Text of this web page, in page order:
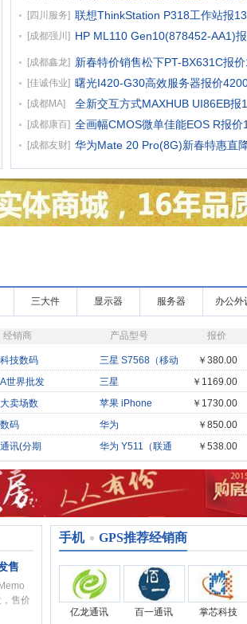
联想ThinkStation P318工作站报
[四川服务]
HP ML110 Gen10(878452-AA1)
[成都强川 ]
新春特价销售松下PT-BX631C报
[成都鑫龙]
曙光I420-G30高效服务器报价
[佳诚伟业]
全新交互方式MAXHUB UI86EB报
[成都MA]
全画幅CMOS微单佳能EOS R报价
[成都康百]
华为Mate 20 Pro(8G)新春特惠直
[成都友财]
三大件 显示器 服务器 办公外
经销商 产品型号 报价
技数码
三星 S7568（移动
版
￥380.00
世界批发
三星
E120L（GALAXY
￥1169.00
卖场数
苹果 iPhone
4S（电
￥1730.00
码
华为
A199（Ascend
￥850.00
讯(分期
华为 Y511（联通
版）
￥538.00
售
售价
手机 GPS推荐经销商
亿龙通讯 百一通讯 掌芯科技